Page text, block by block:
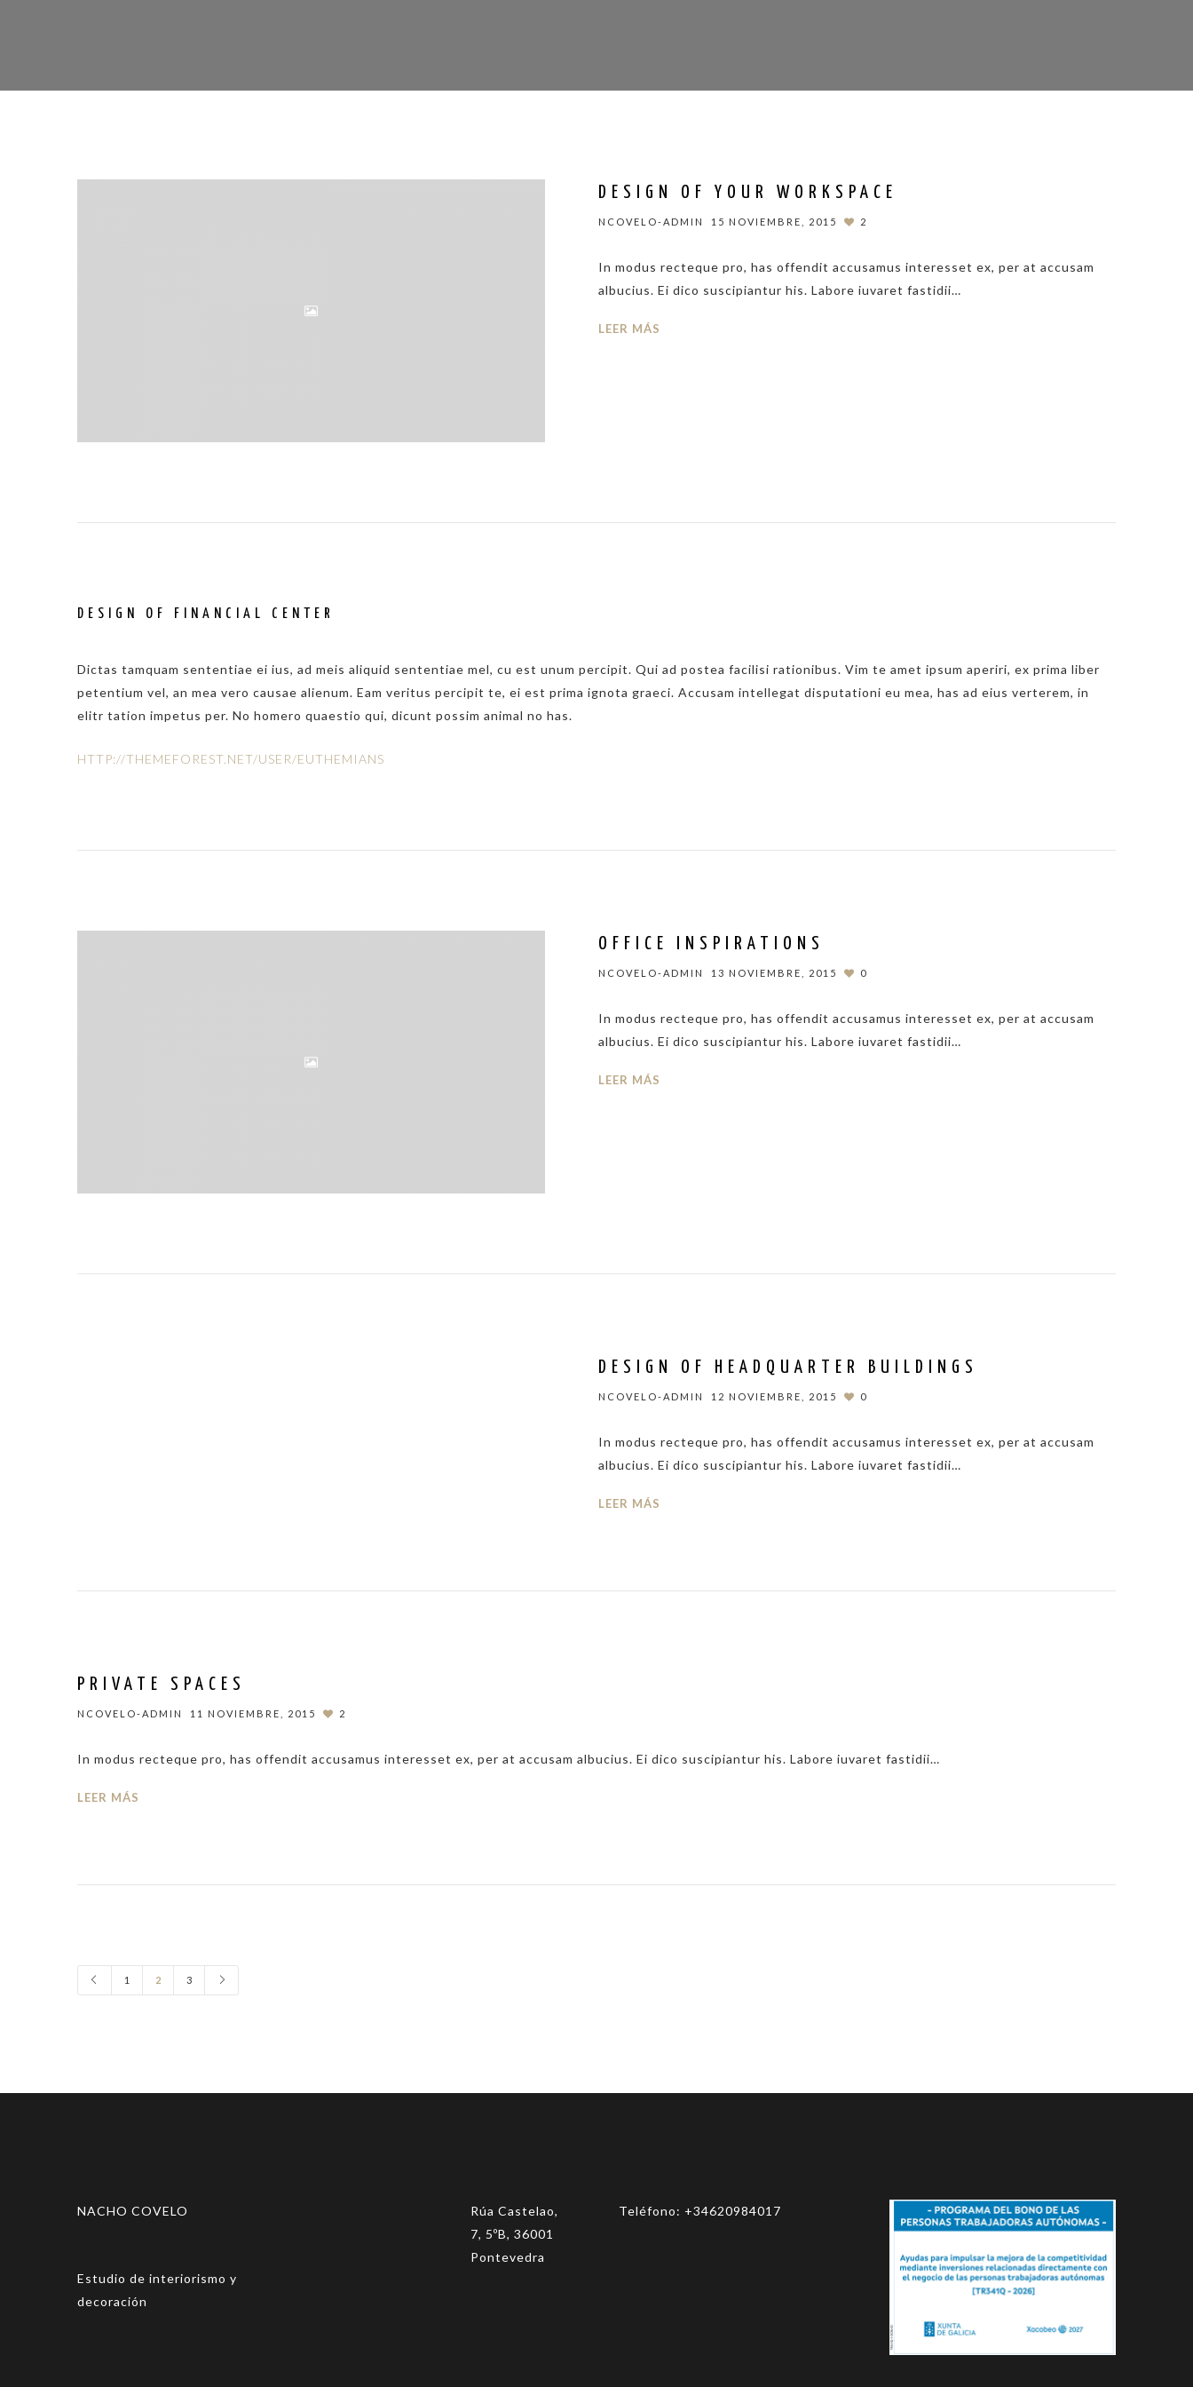
DESIGN OF YOUR WORKSPACE
NCOVELO-ADMIN 15 NOVIEMBRE, 2015 2
In modus recteque pro, has offendit accusamus interesset ex, per at accusam
albucius. Ei dico suscipiantur his. Labore iuvaret fastidii…
LEER MÁS
DESIGN OF FINANCIAL CENTER
Dictas tamquam sententiae ei ius, ad meis aliquid sententiae mel, cu est unum percipit. Qui ad postea facilisi rationibus. Vim te amet ipsum aperiri, ex prima liber
petentium vel, an mea vero causae alienum. Eam veritus percipit te, ei est prima ignota graeci. Accusam intellegat disputationi eu mea, has ad eius verterem, in
elitr tation impetus per. No homero quaestio qui, dicunt possim animal no has.
HTTP://THEMEFOREST.NET/USER/EUTHEMIANS
OFFICE INSPIRATIONS
NCOVELO-ADMIN 13 NOVIEMBRE, 2015 0
In modus recteque pro, has offendit accusamus interesset ex, per at accusam
albucius. Ei dico suscipiantur his. Labore iuvaret fastidii…
LEER MÁS
DESIGN OF HEADQUARTER BUILDINGS
NCOVELO-ADMIN 12 NOVIEMBRE, 2015 0
In modus recteque pro, has offendit accusamus interesset ex, per at accusam
albucius. Ei dico suscipiantur his. Labore iuvaret fastidii…
LEER MÁS
PRIVATE SPACES
NCOVELO-ADMIN 11 NOVIEMBRE, 2015 2
In modus recteque pro, has offendit accusamus interesset ex, per at accusam albucius. Ei dico suscipiantur his. Labore iuvaret fastidii…
LEER MÁS
1 2 3
NACHO COVELO
Estudio de interiorismo y
decoración
Rúa Castelao,
7, 5ºB, 36001
Pontevedra
Teléfono: +34620984017